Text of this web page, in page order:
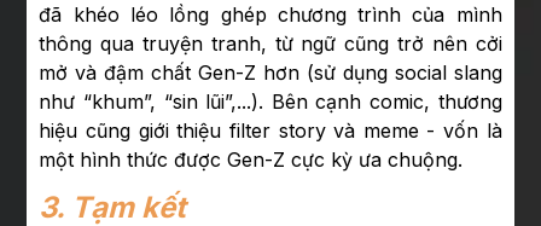
đã khéo léo lồng ghép chương trình của mình
thông qua truyện tranh, từ ngữ cũng trở nên cởi
mở và đậm chất Gen-Z hơn (sử dụng social slang
như “khum”, “sin lũi”,...). Bên cạnh comic, thương
hiệu cũng giới thiệu filter story và meme - vốn là
một hình thức được Gen-Z cực kỳ ưa chuộng.
3. Tạm kết